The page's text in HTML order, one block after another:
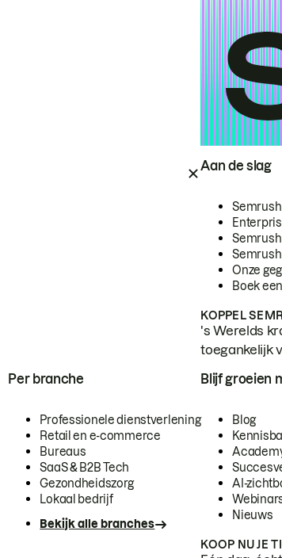
Aan de slag
Semrush
Onze
Boek
KOPPEL
's Werelds
toegankelijk
Per branche
Professionele dienstverlening
Retail en e-commerce
Bureaus
SaaS & B2B Tech
Gezondheidszorg
Lokaal bedrijf
Bekijk alle branches
Blijf groeien
Blog
AI-
Nieuws
KOOP NU JE